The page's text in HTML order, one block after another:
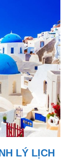
LÝ LỊCH